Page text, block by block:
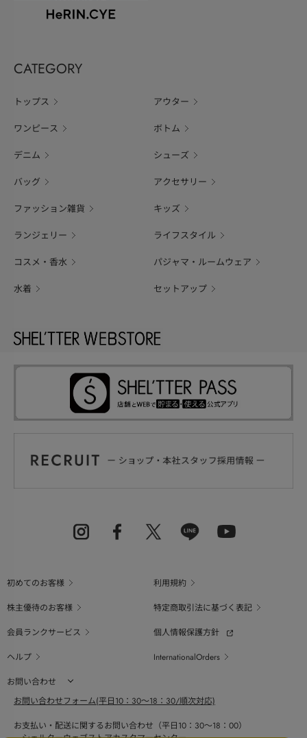
CATEGORY
トップス アウター
ワンピース ボトム
デニム シューズ
バッグ アクセサリー
ファッション雑貨 キッズ
ランジェリー ライフスタイル
コスメ・香水 パジャマ・ルームウェア
水着 セットアップ
初めてのお客様
利用規約
株主優待のお客様
特定商取引法に基づく表記
会員ランクサービス
個人情報保護方針
ヘルプ
InternationalOrders
お問い合わせ
お問い合わせフォーム(平日10：30～18：30/順次対応)
お支払い・配送に関するお問い合わせ（平日10：30～18：00）